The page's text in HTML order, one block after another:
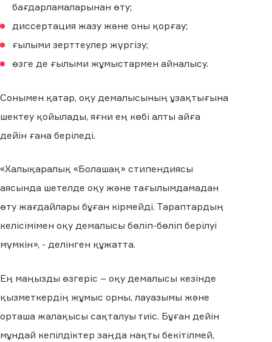
бағдарламаларынан өту;
диссертация жазу және оны қорғау;
ғылыми зерттеулер жүргізу;
өзге де ғылыми жұмыстармен айналысу.
Сонымен қатар, оқу демалысының ұзақтығына
шектеу қойылады, яғни ең көбі алты айға
дейін ғана беріледі.
«Халықаралық «Болашақ» стипендиясы
аясында шетелде оқу және тағылымдамадан
өту жағдайлары бұған кірмейді. Тараптардың
келісімімен оқу демалысы бөліп-бөліп берілуі
мүмкін», - делінген құжатта.
Ең маңызды өзгеріс – оқу демалысы кезінде
қызметкердің жұмыс орны, лауазымы және
орташа жалақысы сақталуы тиіс. Бұған дейін
мұндай кепілдіктер заңда нақты бекітілмей,